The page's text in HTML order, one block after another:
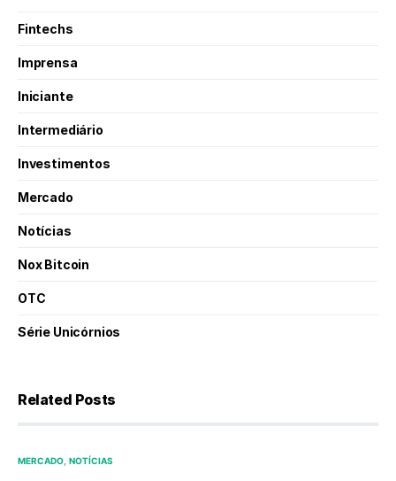
Fintechs
Imprensa
Iniciante
Intermediário
Investimentos
Mercado
Notícias
Nox Bitcoin
OTC
Série Unicórnios
Related Posts
MERCADO NOTÍCIAS